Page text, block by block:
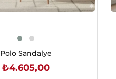
Polo Sandalye
₺4.605,00